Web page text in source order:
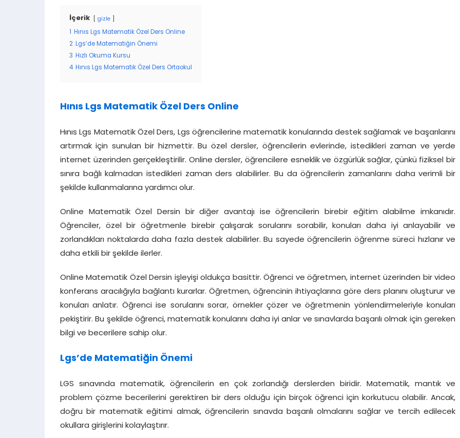
İçerik gizle
Hınıs Lgs Matematik Özel Ders Online
2 Lgs’de Matematiğin Önemi
3
Hızlı Okuma Kursu
4 Hınıs Lgs Matematik Özel Ders Ortaokul
Hınıs Lgs Matematik Özel Ders Online
Hınıs Lgs Matematik Özel Ders, Lgs öğrencilerine matematik konularında destek sağlamak ve başarılarını
artırmak için sunulan bir hizmettir. Bu özel dersler, öğrencilerin evlerinde, istedikleri zaman ve yerde
internet üzerinden gerçekleştirilir. Online dersler, öğrencilere esneklik ve özgürlük sağlar, çünkü fiziksel bir
sınıra bağlı kalmadan istedikleri zaman ders alabilirler. Bu da öğrencilerin zamanlarını daha verimli bir
şekilde kullanmalarına yardımcı olur.
Online Matematik Özel Dersin bir diğer avantajı ise öğrencilerin birebir eğitim alabilme imkanıdır.
Öğrenciler, özel bir öğretmenle birebir çalışarak sorularını sorabilir, konuları daha iyi anlayabilir ve
zorlandıkları noktalarda daha fazla destek alabilirler. Bu sayede öğrencilerin öğrenme süreci hızlanır ve
daha etkili bir şekilde ilerler.
Online Matematik Özel Dersin işleyişi oldukça basittir. Öğrenci ve öğretmen, internet üzerinden bir video
konferans aracılığıyla bağlantı kurarlar. Öğretmen, öğrencinin ihtiyaçlarına göre ders planını oluşturur ve
konuları anlatır. Öğrenci ise sorularını sorar, örnekler çözer ve öğretmenin yönlendirmeleriyle konuları
pekiştirir. Bu şekilde öğrenci, matematik konularını daha iyi anlar ve sınavlarda başarılı olmak için gereken
bilgi ve becerilere sahip olur.
Lgs’de Matematiğin Önemi
LGS sınavında matematik, öğrencilerin en çok zorlandığı derslerden biridir. Matematik, mantık ve
problem çözme becerilerini gerektiren bir ders olduğu için birçok öğrenci için korkutucu olabilir. Ancak,
doğru bir matematik eğitimi almak, öğrencilerin sınavda başarılı olmalarını sağlar ve tercih edilecek
okullara girişlerini kolaylaştırır.